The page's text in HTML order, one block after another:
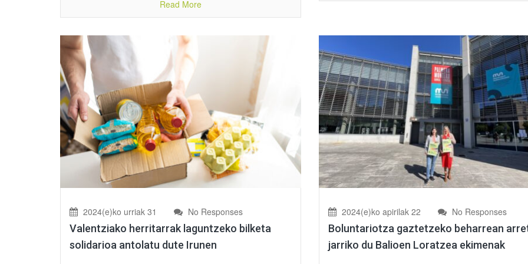
Read More
2024(e)ko urriak 31 No Responses
Valentziako herritarrak laguntzeko bilketa
solidarioa antolatu dute Irunen
2024(e)ko apirilak 22 No Responses
Boluntariotza gaztetzeko beharrean
jarriko du Balioen Loratzea ekimenak